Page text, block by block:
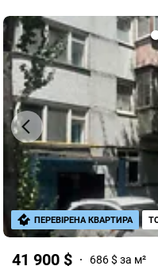
41 900 $ 686 $ за м²
ПЕРЕВІРЕНА КВАРТИРА